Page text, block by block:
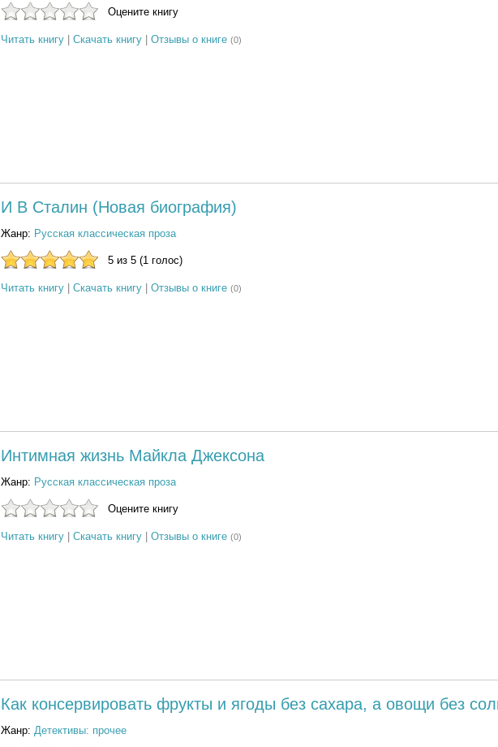
Оцените книгу
Читать книгу| Скачать книгу| Отзывы о книге (0)
И В Сталин (Новая биография)
Жанр: Русская классическая проза
5 из 5 (1 голос)
Читать книгу| Скачать книгу| Отзывы о книге (0)
Интимная жизнь Майкла Джексона
Жанр: Русская классическая проза
Оцените книгу
Читать книгу| Скачать книгу| Отзывы о книге (0)
Как консервировать фрукты и ягоды без сахара, а овощи без
Жанр: Детективы: прочее